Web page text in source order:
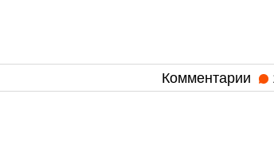
Комментарии